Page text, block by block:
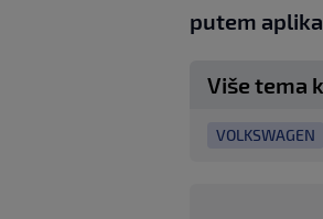
putem
Više tema
VOLKSWAGEN